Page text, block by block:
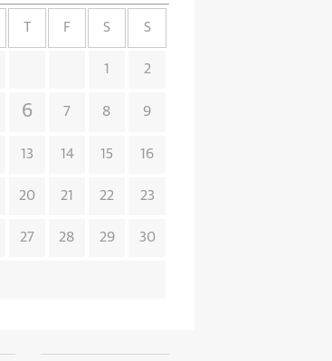
F S S
1 2
6 7 8 9
13 14 15 16
20 21 22 23
27 28 29 30